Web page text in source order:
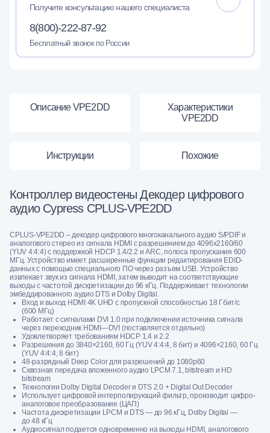
Получите консультацию нашего специалиста
8(800)-222-87-92
Бесплатный звонок по России
Описание VPE2DD
Характеристики
VPE2DD
Инструкции Похожие
Контроллер видеостены Декодер цифрового
аудио Cypress CPLUS-VPE2DD
CPLUS-VPE2DD – декодер цифрового многоканального аудио S/PDIF и
аналогового стерео из сигнала HDMI с разрешением до 4096x2160/60
(YUV 4:4:4) c поддержкой HDCP 1.4/2.2 и ARC, полоса пропускания 600
МГц. Устройство имеет расширенные функции редактирования EDID-
данных с помощью специального ПО через разъем USB. Устройство
извлекает звук из сигнала HDMI, затем выводит на соответствующие
выходы с частотой дискретизации до 96 кГц. Поддерживает технологии
эмбеддированного аудио DTS и Dolby Digital.
Вход и выход HDMI 4K UHD с пропускной способностью 18 Гбит/с
(600 МГц)
Работает с сигналами DVI 1.0 при подключении источника сигнала
через переходник HDMI—DVI (поставляется отдельно)
Удовлетворяет требованиям HDCP 1.4 и 2.2
Разрешения до 3840×2160, 60 Гц (YUV 4:4:4, 8 бит) и 4096×2160, 60 Гц
(YUV 4:4:4, 8 бит)
48-разрядный Deep Color для разрешений до 1080p60
Сквозная передача вложенного аудио LPCM 7.1, bitstream и HD
bitstream
Технологии Dolby Digital Decoder и DTS 2.0 + Digital Out Decoder
Использует цифровой интерполирующий фильтр, производит цифро-
аналоговое преобразование (ЦАП)
Частота дискретизации LPCM и DTS — до 96 кГц, Dolby Digital —
до 48 кГц
Аудиосигнал подается одновременно на выходы HDMI, аналогового